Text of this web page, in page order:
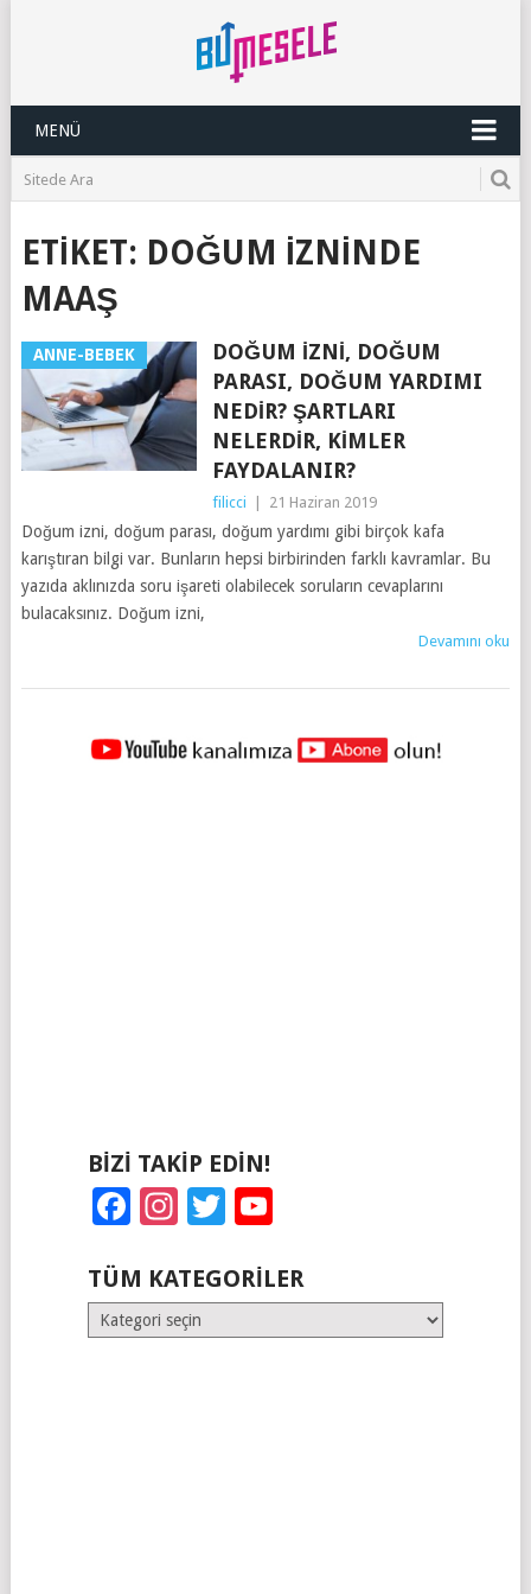
MENÜ
ETIKET: DOĞUM IZNINDE
MAAŞ
ANNE-BEBEK
DOĞUM İZNI, DOĞUM
PARASI, DOĞUM YARDIMI
NEDIR? ŞARTLARI
NELERDIR, KIMLER
FAYDALANIR?
filicci 21 Haziran 2019
Doğum izni, doğum parası, doğum yardımı gibi birçok kafa
karıştıran bilgi var. Bunların hepsi birbirinden farklı kavramlar. Bu
yazıda aklınızda soru işareti olabilecek soruların cevaplarını
bulacaksınız. Doğum izni,
Devamını oku
YAZILAR
BIZI TAKIP EDIN!
Facebook
Instagram
Twitter
TÜM KATEGORILER
Tüm
Kategoriler